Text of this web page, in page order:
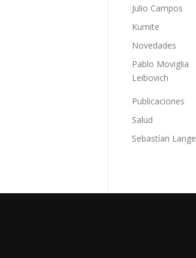
Julio Campos
Kumite
Novedades
Pablo Moviglia
Leibovich
Publicaciones
Salud
Sebastían Lange